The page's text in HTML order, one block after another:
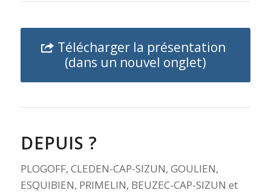
Télécharger la présentation
(dans un nouvel onglet)
DEPUIS ?
PLOGOFF, CLEDEN-CAP-SIZUN, GOULIEN,
ESQUIBIEN, PRIMELIN, BEUZEC-CAP-SIZUN et